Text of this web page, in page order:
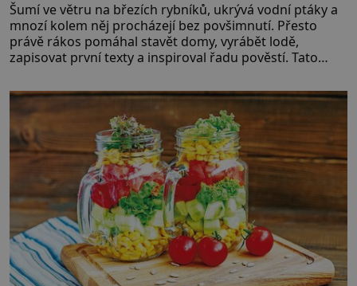
Šumí ve větru na březích rybníků, ukrývá vodní ptáky a
mnozí kolem něj procházejí bez povšimnutí. Přesto
právě rákos pomáhal stavět domy, vyrábět lodě,
zapisovat první texty a inspiroval řadu pověstí. Tato
let. Většina lidí vnímá rákos jen jako obyčejnou kulisu
letního koupání. Stačí se však podívat